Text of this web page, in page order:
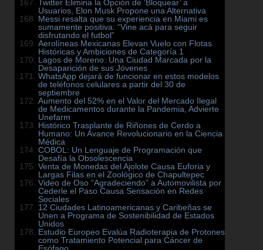
Twitter Elimina la Opción de ‘Bloquear’ a
Usuarios, Elon Musk Propone una Alternativa
Messi resalta que su experiencia en Miami es
sumamente positiva: “Vine acá para seguir
disfrutando el futbol”
Aerolíneas Mexicanas Elevan Vuelo con Flotas
Históricas y Ambiciones de Categoría 1
Lagos de Moreno: Una Ciudad Marcada por la
Desaparición de sus Jóvenes
WhatsApp dejará de funcionar en estos modelos
de teléfonos celulares a partir del 30 de
septiembre
Aumento del 52% en el Valor del Mercado Ilegal
de Medicamentos durante la Pandemia, Advierte
Unefarm
Histórico Trasplante de Riñones de Cerdo a
Humano: Un Avance Revolucionario en la Ciencia
Médica
COBOL: Un Lenguaje de Programación que
Desafía la Obsolescencia
Venta de Monedas del Ajolote Causa Euforia y
Largas Filas en el Zoológico de Chapultepec
Video de Oso “Agradeciendo” a Automovilista por
Cederle el Paso Causa Sensación en Redes
Sociales
12 Ciudades Latinoamericanas y Caribeñas se
Unen a Programa de Sostenibilidad de Estados
Unidos
Estudio Europeo Evalúa Radioterapia de Protones
como Tratamiento Potencial para Cáncer de